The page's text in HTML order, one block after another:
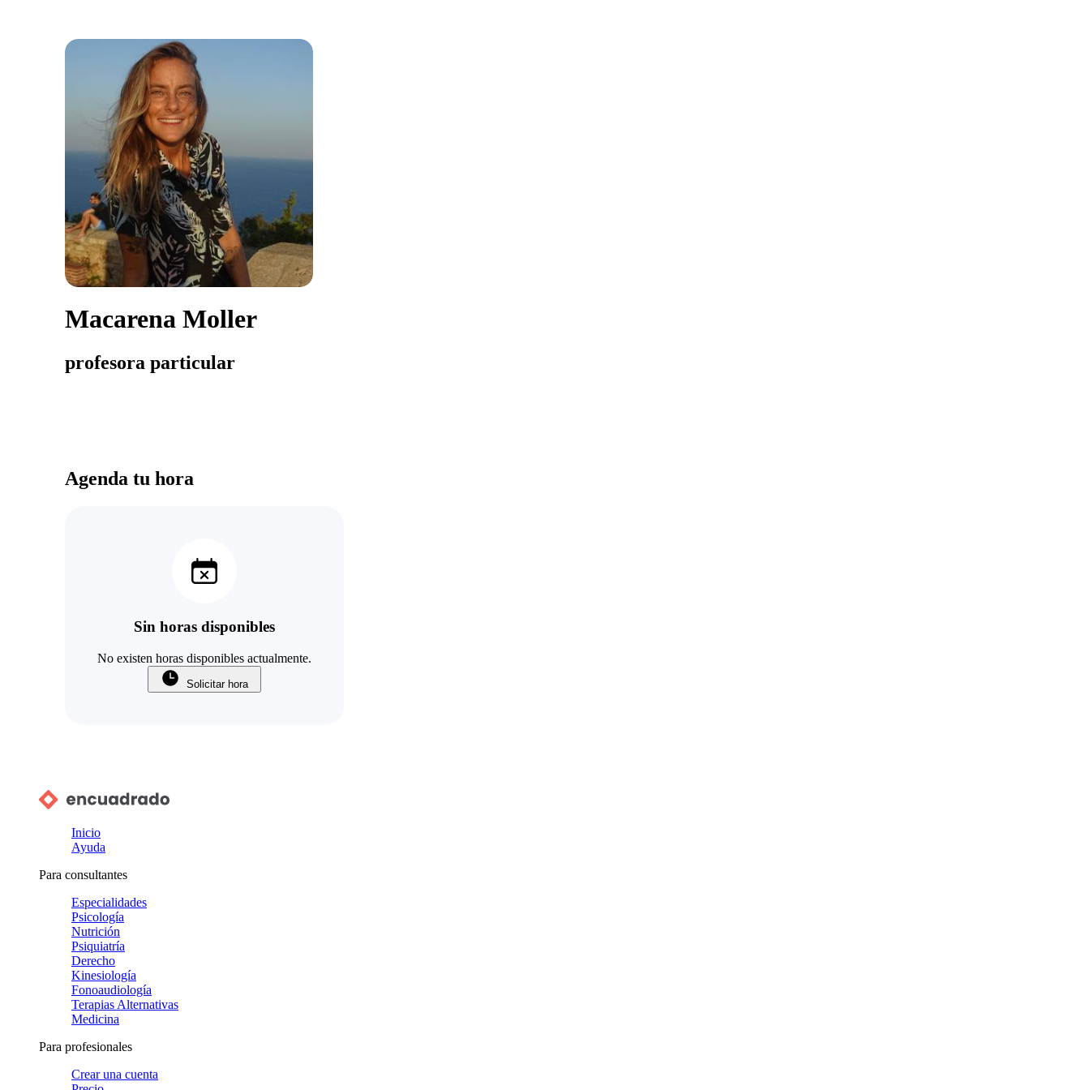
Macarena Moller
profesora particular
Agenda tu hora
Sin horas disponibles
No existen horas disponibles actualmente.
Solicitar hora
Inicio
Ayuda
Para consultantes
Especialidades
Psicología
Nutrición
Psiquiatría
Derecho
Kinesiología
Fonoaudiología
Terapias Alternativas
Medicina
Para profesionales
Crear una cuenta